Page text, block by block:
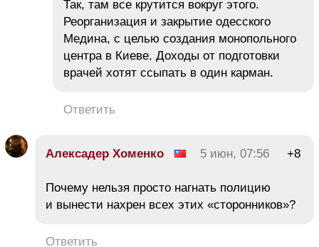
Так, там все крутится вокруг этого.
Реорганизация и закрытие одесского
Медина, с целью создания монопольного
центра в Киеве. Доходы от подготовки
врачей хотят ссыпать в один карман.
Ответить
Алексадер Хоменко 5 июн, 07:56 +8
Почему нельзя просто нагнать полицию
и вынести нахрен всех этих «сторонников»?
Ответить